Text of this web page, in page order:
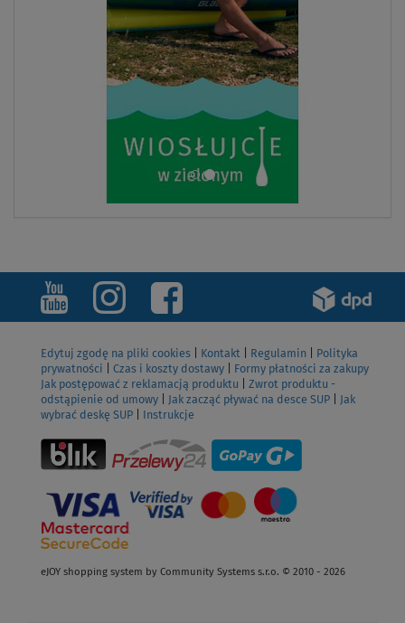
Edytuj zgodę na pliki cookies Kontakt Regulamin
Polityka
prywatności
Czas i koszty dostawy
Formy płatności za zakupy
Jak postępować z reklamacją produktu
Zwrot produktu -
odstąpienie od umowy
Jak zacząć pływać na desce SUP
Jak
wybrać deskę SUP
Instrukcje
eJOY shopping system by Community Systems s.r.o. © 2010 - 2026